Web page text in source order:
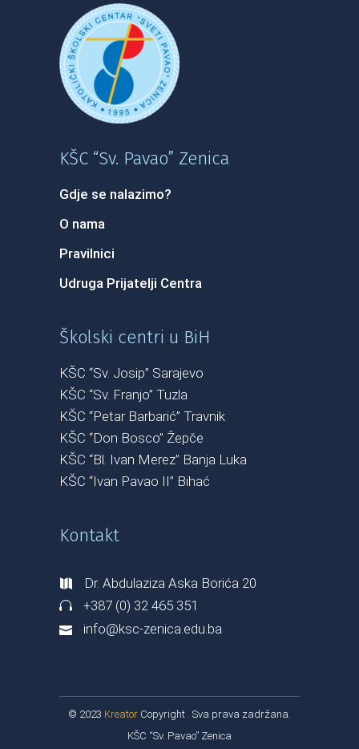
KŠC “Sv. Pavao” Zenica
Gdje se nalazimo?
O nama
Pravilnici
Udruga Prijatelji Centra
Školski centri u BiH
KŠC “Sv. Josip” Sarajevo
KŠC “Sv. Franjo” Tuzla
KŠC “Petar Barbarić” Travnik
KŠC “Don Bosco” Žepče
KŠC “Bl. Ivan Merez” Banja Luka
KŠC “Ivan Pavao II” Bihać
Kontakt
Dr. Abdulaziza Aska Borića 20
+387 (0) 32 465 351
info@ksc-zenica.edu.ba
© 2023 Kreator Copyright . Sva prava zadržana.
KŠC “Sv. Pavao” Zenica